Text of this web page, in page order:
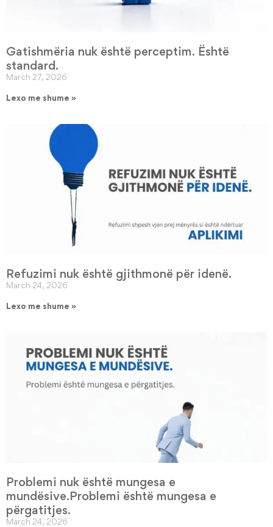
Gatishmëria nuk është perceptim. Është
standard.
March 27, 2026
Lexo me shume »
Refuzimi nuk është gjithmonë për idenë.
March 24, 2026
Lexo me shume »
Problemi nuk është mungesa e
mundësive.Problemi është mungesa e
përgatitjes.
March 24, 2026